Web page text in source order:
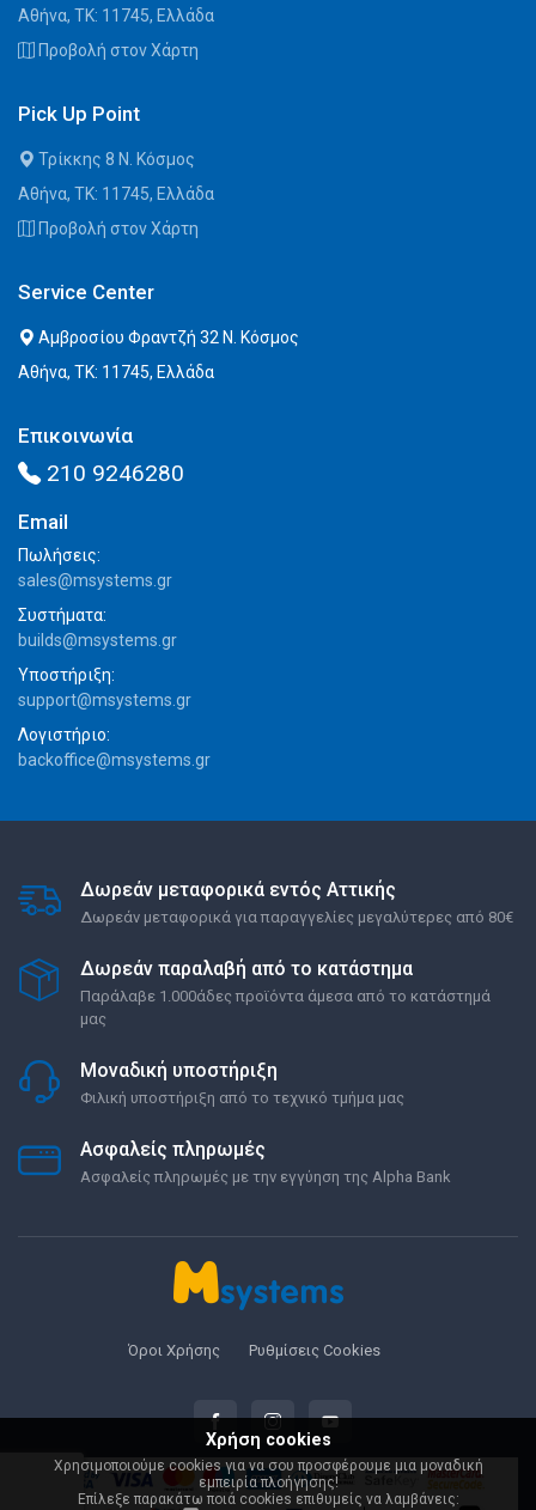
Αθήνα, ΤΚ: 11745, Ελλάδα
Προβολή στον Χάρτη
Pick Up Point
Τρίκκης 8 Ν. Κόσμος
Αθήνα, ΤΚ: 11745, Ελλάδα
Προβολή στον Χάρτη
Service Center
Αμβροσίου Φραντζή 32 Ν. Κόσμος
Αθήνα, ΤΚ: 11745, Ελλάδα
Επικοινωνία
210 9246280
Email
Πωλήσεις:
sales@msystems.gr
Συστήματα:
builds@msystems.gr
Υποστήριξη:
support@msystems.gr
Λογιστήριο:
backoffice@msystems.gr
Δωρεάν μεταφορικά εντός Αττικής
Δωρεάν μεταφορικά για παραγγελίες μεγαλύτερες από 80€
Δωρεάν παραλαβή από το κατάστημα
Παράλαβε 1.000άδες προϊόντα άμεσα από το κατάστημά
μας
Μοναδική υποστήριξη
Φιλική υποστήριξη από το τεχνικό τμήμα μας
Ασφαλείς πληρωμές
Ασφαλείς πληρωμές με την εγγύηση της Alpha Bank
Όροι Χρήσης Ρυθμίσεις Cookies
Χρήση cookies
Χρησιμοποιούμε cookies για να σου προσφέρουμε μια μοναδική
εμπειρία πλοήγησης!
Επίλεξε παρακάτω ποιά cookies επιθυμείς να λαμβάνεις: